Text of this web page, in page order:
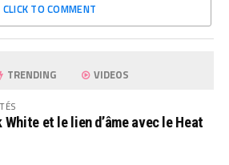
CLICK TO COMMENT
TRENDING VIDEOS
White et le lien d’âme avec le Heat